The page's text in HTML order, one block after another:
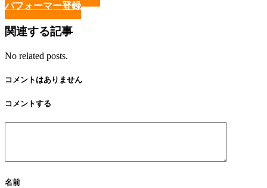
パフォーマー登録
関連する記事
No related posts.
コメントはありません
コメントする
名前